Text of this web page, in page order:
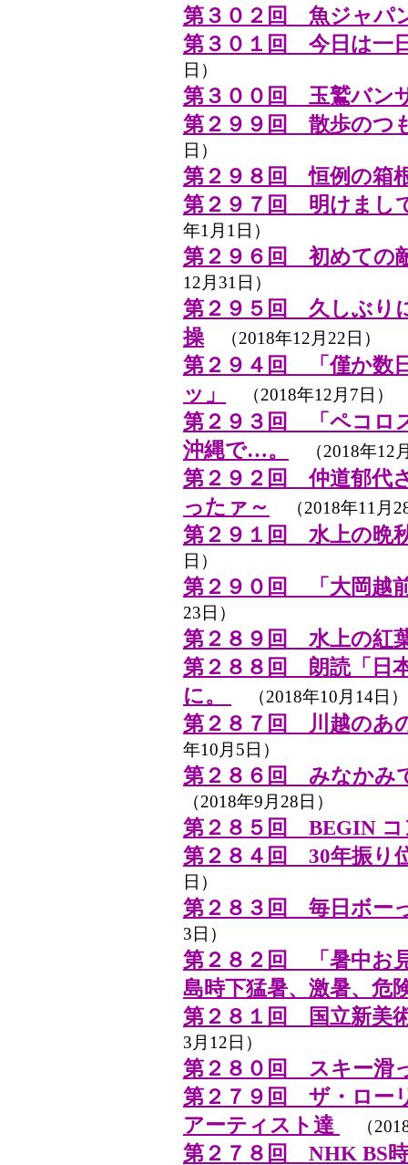
第３０２回 魚ジャパ
第３０１回 今日は一
日）
第３００回 玉鷲バン
第２９９回 散歩のつ
日）
第２９８回 恒例の箱
第２９７回 明けまし
年1月1日）
第２９６回 初めての
12月31日）
第２９５回 久しぶり
操 （2018年12月22日）
第２９４回 「僅か数
ッ」
（2018年12月7日）
第２９３回 「ペコロ
沖縄で…。
（2018年12
第２９２回 仲道郁代
ったァ～
（2018年11月
第２９１回 水上の晩
日）
第２９０回 「大岡越
23日）
第２８９回 水上の紅
第２８８回 朗読「日
に。
（2018年10月14日）
第２８７回 川越のあ
年10月5日）
第２８６回 みなかみ
（2018年9月28日）
第２８５回 BEGIN
第２８４回 30年振り
日）
第２８３回 毎日ボー
3日）
第２８２回 「暑中お
島時下猛暑、激暑、
第２８１回 国立新美
3月12日）
第２８０回 スキー滑
第２７９回 ザ・ロー
アーティスト達
（
第２７８回 NHK BS